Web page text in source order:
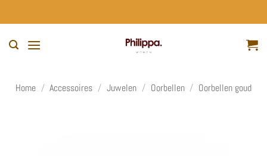
naar
Home / Accessoires / Juwelen / Oorbellen / Oorbellen goud